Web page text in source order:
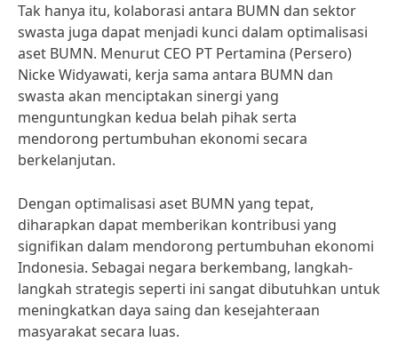
Tak hanya itu, kolaborasi antara BUMN dan sektor
swasta juga dapat menjadi kunci dalam optimalisasi
aset BUMN. Menurut CEO PT Pertamina (Persero)
Nicke Widyawati, kerja sama antara BUMN dan
swasta akan menciptakan sinergi yang
menguntungkan kedua belah pihak serta
mendorong pertumbuhan ekonomi secara
berkelanjutan.
Dengan optimalisasi aset BUMN yang tepat,
diharapkan dapat memberikan kontribusi yang
signifikan dalam mendorong pertumbuhan ekonomi
Indonesia. Sebagai negara berkembang, langkah-
langkah strategis seperti ini sangat dibutuhkan untuk
meningkatkan daya saing dan kesejahteraan
masyarakat secara luas.